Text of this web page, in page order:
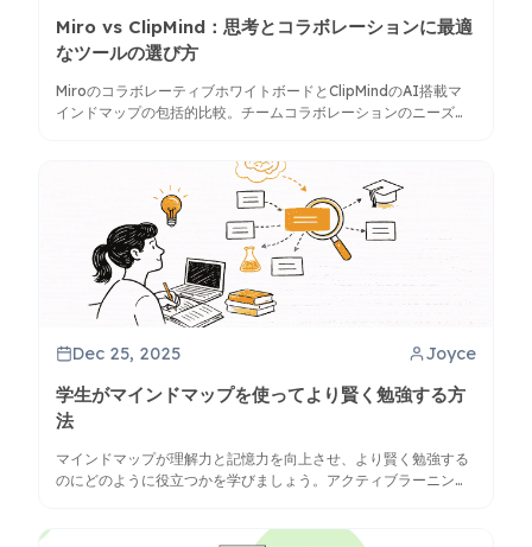
Miro vs ClipMind：思考とコラボレーションに最適
なツールの選び方
MiroのコラボレーティブホワイトボードとClipMindのAI搭載マ
インドマップの包括的比較。チームコラボレーションのニーズ、
Dec 25, 2025 Joyce
学生がマインドマップを使ってより賢く勉強する方
法
マインドマップが理解力と記憶力を向上させ、より賢く勉強する
のにどのように役立つかを学びましょう。アクティブラーニング